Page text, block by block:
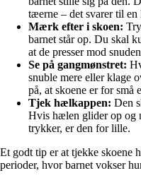
tæerne – det svarer til
Mærk efter i skoen:
barnet står op. Du skal
at de presser mod
Se på gangmønstret:
snuble mere eller klage
på, at skoene er for små
Tjek hælkappen: Den
Hvis hælen glider op og
trykker, er den for lille.
Et godt tip er at tjekke skoene
perioder, hvor barnet vokser